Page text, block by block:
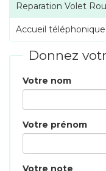
Reparation Volet
Accueil
Donnez
Votre nom
Votre prénom
Votre note